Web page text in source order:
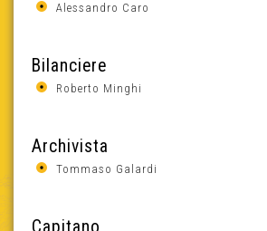
Alessandro Caro
Bilanciere
Roberto Minghi
Archivista
Tommaso Galardi